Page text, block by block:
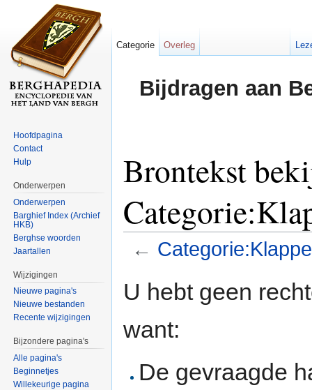
Bijdragen aan
Brontekst
←
U hebt geen
want:
De gevraagde
Categorie Overleg
Hoofdpagina
Contact
Hulp
Onderwerpen
Onderwerpen
Barghief Index (Archief
HKB)
Berghse woorden
Jaartallen
Wijzigingen
Nieuwe pagina's
Nieuwe bestanden
Recente wijzigingen
Bijzondere pagina's
Alle pagina's
Beginnetjes
Willekeurige pagina